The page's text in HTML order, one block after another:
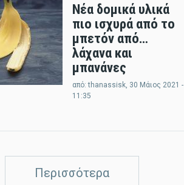
Νέα δομικά υλικά
πιο ισχυρά από το
μπετόν από…
λάχανα και
μπανάνες
από:thanassisk, 30 Μάιος 2021 -
11:35
Περισσότερα